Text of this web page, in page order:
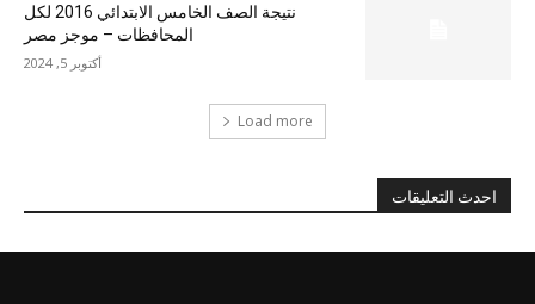
نتيجة الصف الخامس الابتدائي 2016 لكل
المحافظات – موجز مصر
أكتوبر 5, 2024
Load more
احدث التعليقات